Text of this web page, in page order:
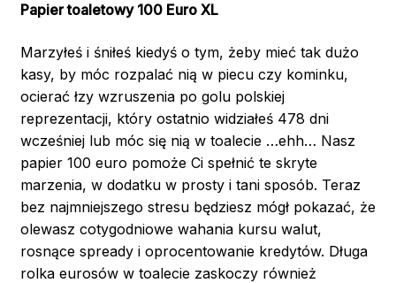
Papier toaletowy 100 Euro XL
Marzyłeś i śniłeś kiedyś o tym, żeby mieć tak dużo
kasy, by móc rozpalać nią w piecu czy kominku,
ocierać łzy wzruszenia po golu polskiej
reprezentacji, który ostatnio widziałeś 478 dni
wcześniej lub móc się nią w toalecie …ehh… Nasz
papier 100 euro pomoże Ci spełnić te skryte
marzenia, w dodatku w prosty i tani sposób. Teraz
bez najmniejszego stresu będziesz mógł pokazać, że
olewasz cotygodniowe wahania kursu walut,
rosnące spready i oprocentowanie kredytów. Długa
rolka eurosów w toalecie zaskoczy również